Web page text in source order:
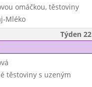
omáčkou, těstoviny
Mléko
Týden 22
těstoviny s uzeným